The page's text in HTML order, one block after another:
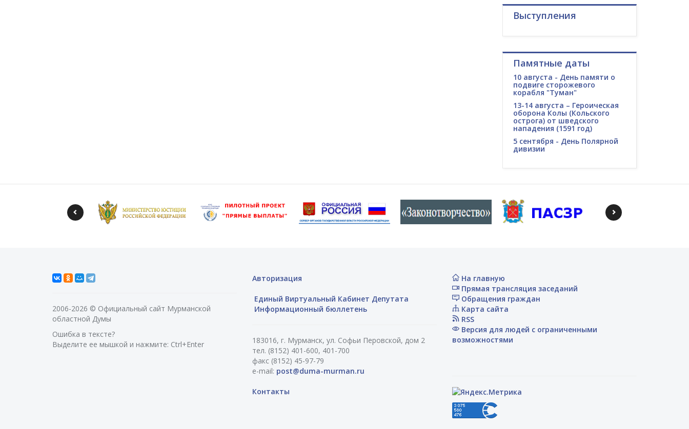
Выступления
Памятные даты
10 августа - День памяти о
подвиге сторожевого
корабля "Туман"
13-14 августа – Героическая
оборона Колы (Кольского
острога) от шведского
нападения (1591 год)
5 сентября - День Полярной
дивизии
2006-2026 © Официальный сайт Мурманской
областной Думы
Ошибка в тексте?
Выделите ее мышкой и нажмите: Ctrl+Enter
Авторизация
Единый Виртуальный Кабинет Депутата
Информационный бюллетень
183016, г. Мурманск, ул. Софьи Перовской, дом 2
тел. (8152) 401-600, 401-700
факс (8152) 45-97-79
e-mail: post@duma-murman.ru
Контакты
На главную
Прямая трансляция заседаний
Обращения граждан
Карта сайта
RSS
Версия для людей с ограниченными
возможностями